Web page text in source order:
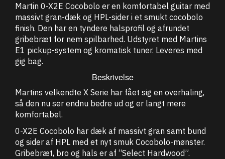
Martin 0-X2E Cocobolo er en komfortabel guitar med
massivt gran-dæk og HPL-sider i et smukt cocobolo
finish. Den har en tyndere halsprofil og afrundet
gribebræt for nem spilbarhed. Udstyret med Martins
E1 pickup-system og kromatisk tuner. Leveres med
gig bag.
Beskrivelse
Martins velkendte X Serie har fået sig en overhaling,
så den nu ser endnu bedre ud og er langt mere
komfortabel.
0-X2E Cocobolo har dæk af massivt gran samt bund
og sider af HPL med et nyt smuk Cocobolo-mønster.
Gribebræt, bro og hals er af “Select Hardwood”.